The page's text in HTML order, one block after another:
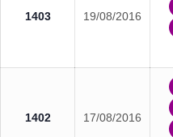
1403 19/08/2016
1402 17/08/2016